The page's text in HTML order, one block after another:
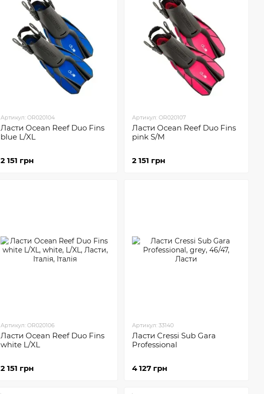
Артикул: OR020104
Ласти Ocean Reef Duo Fins
blue L/XL
2 151 грн
Артикул: OR020107
Ласти Ocean Reef Duo Fins
pink S/M
2 151 грн
Артикул: OR020106
Ласти Ocean Reef Duo Fins
white L/XL
2 151 грн
Артикул: 33140
Ласти Cressi Sub Gara
Professional
4 127 грн